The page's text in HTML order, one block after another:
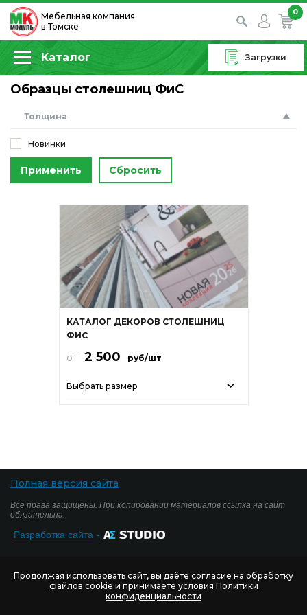
Мебельная компания
в Томске
0
Каталог Загрузки
Образцы столешниц ФиС
Толщина
Новинки
Применить Сбросить
КАТАЛОГ ДЕКОРОВ СТОЛЕШНИЦ
ФИС
от 2 500 руб/шт
Выбрать размер
Полная версия сайта
Все права защищены. При копировании материалов ссылка на сайт
обязательна.
Разработка сайта -
Продолжая использовать сайт, вы даёте согласие на обработку
файлов cookie и принимаете условия Политики
конфиденциальности